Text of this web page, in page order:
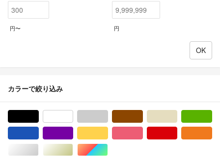
円〜 円
カラーで絞り込み
シルバー/銀色系ゴールド/金色系マルチカラー